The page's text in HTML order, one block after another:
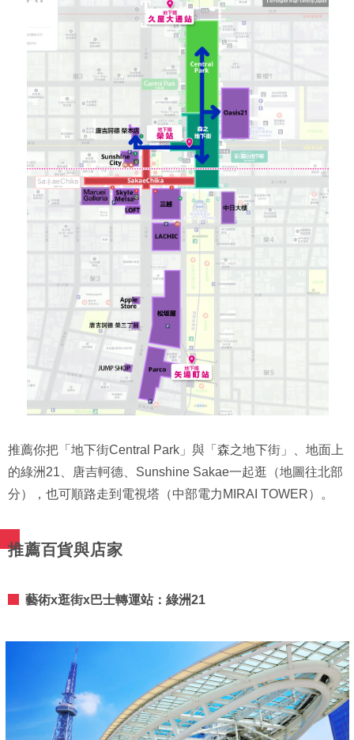
推薦你把「地下街Central Park」與「森之地下街」、地面上
的綠洲21、唐吉軻德、Sunshine Sakae一起逛（地圖往北部
分），也可順路走到電視塔（中部電力MIRAI TOWER）。
推薦百貨與店家
藝術x逛街x巴士轉運站：綠洲21